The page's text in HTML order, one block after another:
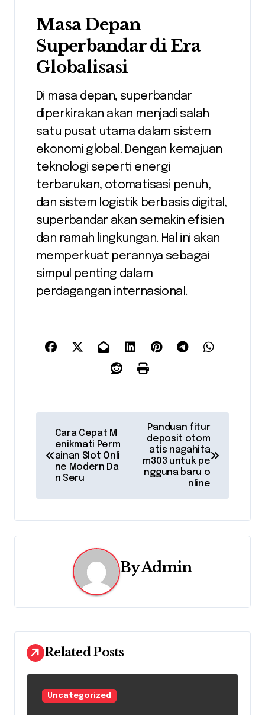
Masa Depan
Superbandar di Era
Globalisasi
Di masa depan, superbandar
diperkirakan akan menjadi salah
satu pusat utama dalam sistem
ekonomi global. Dengan kemajuan
teknologi seperti energi
terbarukan, otomatisasi penuh,
dan sistem logistik berbasis digital,
superbandar akan semakin efisien
dan ramah lingkungan. Hal ini akan
memperkuat perannya sebagai
simpul penting dalam
perdagangan internasional.
o
t
n
a
t
Cara Cepat M
enikmati Perm
ainan Slot Onli
ne Modern Da
n Seru
Panduan fitur
deposit otom
atis nagahita
m303 untuk pe
ngguna baru o
nline
ByAdmin
Related Posts
Uncategorized